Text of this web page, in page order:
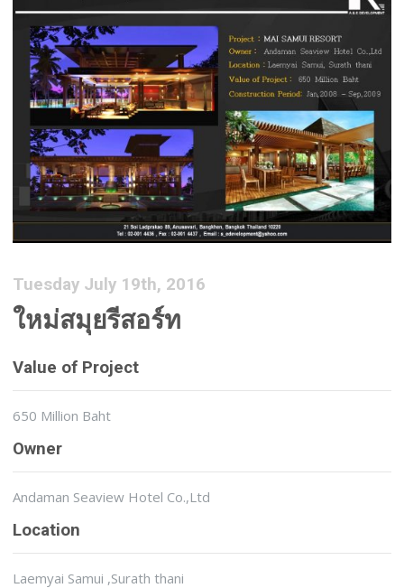
Tuesday July 19th, 2016
ใหม่สมุยรีสอร์ท
Value of Project
650 Million Baht
Owner
Andaman Seaview Hotel Co.,Ltd
Location
Laemyai Samui ,Surath thani